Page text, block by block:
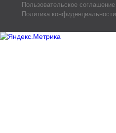
Пользовательское соглашение
Политика конфиденциальности